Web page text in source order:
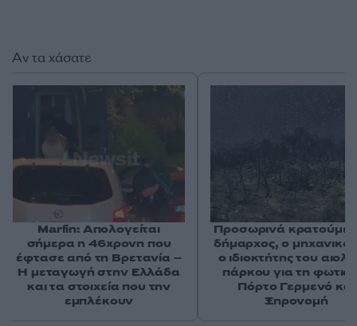
Αν τα χάσατε
Marfin: Απολογείται
σήμερα η 46χρονη που
έφτασε από τη Βρετανία –
Η μεταγωγή στην Ελλάδα
και τα στοιχεία που την
εμπλέκουν
Προσωρινά
δήμαρχος, ο μηχανικός
ο ιδιοκτήτης του
πάρκου για τη φωτιά
Πόρτο Γερμενό και
Ξηρονομή